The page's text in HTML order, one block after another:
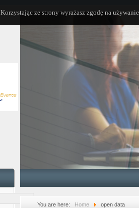
Korzystając ze strony wyrażasz zgodę na
You are here: Home open data